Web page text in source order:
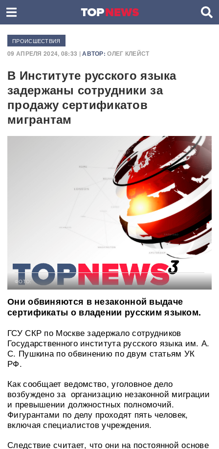
ПРОИСШЕСТВИЯ
09 АПРЕЛЯ 2024, 08:33 |АВТОР: ОЛЕГ КЛЕЙСТ
В Институте русского языка
задержаны сотрудники за
продажу сертификатов
мигрантам
ФОТО:
Они обвиняются в незаконной выдаче
сертификаты о владении русским языком.
ГСУ СКР по Москве задержало сотрудников
Государственного института русского языка им. А.
С. Пушкина по обвинению по двум статьям УК
РФ.
Как сообщает ведомство, уголовное дело
возбуждено за организацию незаконной миграции
и превышении должностных полномочий.
Фигурантами по делу проходят пять человек,
включая специалистов учреждения.
Следствие считает, что они на постоянной основе